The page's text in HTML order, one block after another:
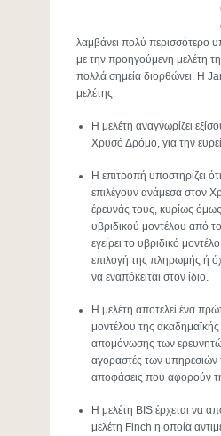
λαμβάνει πολύ περισσότερο
με την προηγούμενη μελέτη
πολλά σημεία διορθώνει. Η
μελέτης:
Η μελέτη αναγνωρίζει
Χρυσό Δρόμο, για την
Η επιτροπή υποστηρίζει
επιλέγουν ανάμεσα στον
έρευνάς τους, κυρίως
υβριδικού μοντέλου από
εγείρει το υβριδικό
επιλογή της πληρωμής ή
να εναπόκειται στον ίδιο.
Η μελέτη αποτελεί ένα
μοντέλου της ακαδημαϊκής
απομόνωσης των ερευνητών
αγοραστές των υπηρεσιών
αποφάσεις που αφορούν
Η μελέτη BIS έρχεται να
μελέτη Finch η οποία